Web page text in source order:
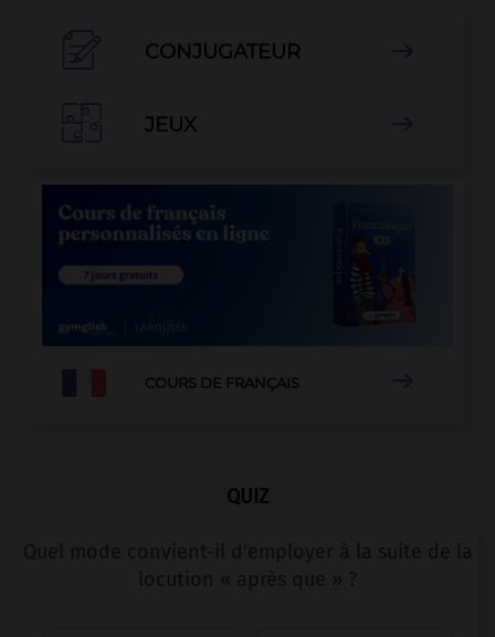
CONJUGATEUR
JEUX
COURS DE FRANÇAIS
QUIZ